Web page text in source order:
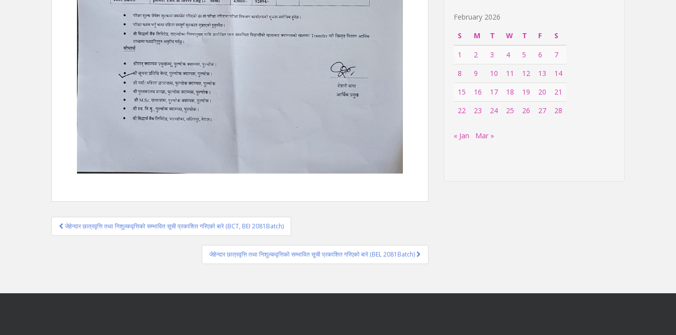
Post
navigation
जेहेन्दार छात्रवृत्ति तथा निशुल्कवृत्तिको सम्भावित सूची प्रकाशित गरिएको बारे (BCT, BEI 2081Batch)
जेहेन्दार छात्रवृत्ति तथा निशुल्कवृत्तिको सम्भावित सूची प्रकाशित गरिएको बारे (BEL 2081Batch)
February 2026
S
M T W T F
S
1
2 3 4 5 6
7
8
9 10 11 12 13
14
15
16 17 18 19 20
21
22
23 24 25 26 27 28
« Jan Mar »